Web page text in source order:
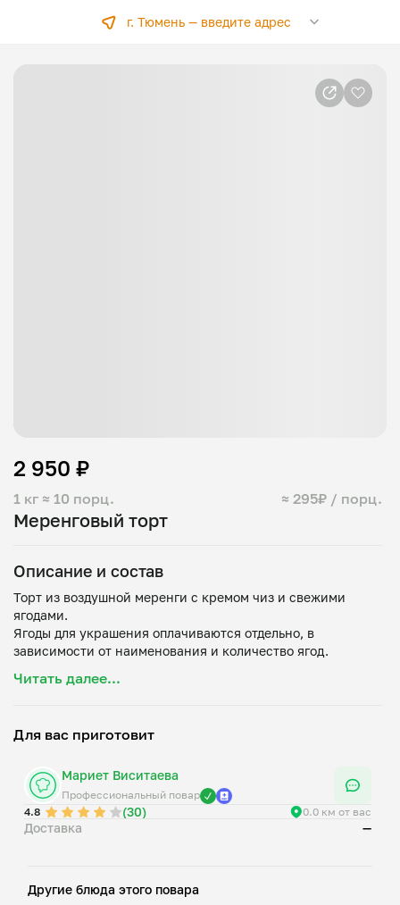
г. Тюмень — введите адрес
Меренговый торт
1 кг ≈ 10 порц. ≈ 295₽ / порц.
2 950 ₽
Описание и состав
Торт из воздушной меренги с кремом чиз и свежими
ягодами.
Ягоды для украшения оплачиваются отдельно, в
Читать далее...
Для вас приготовит
Мариет Виситаева
Профессиональный повар
4.8
(30) 0.0 км от вас
Доставка —
Другие блюда этого повара